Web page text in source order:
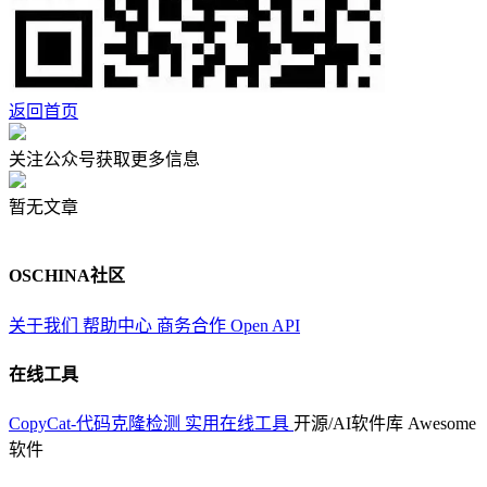
返回首页
关注公众号获取更多信息
暂无文章
OSCHINA社区
关于我们 帮助中心 商务合作 Open API
在线工具
CopyCat-代码克隆检测 实用在线工具 开源/AI软件库 Awesome
软件